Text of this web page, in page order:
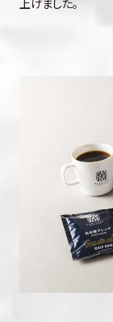
上げました。